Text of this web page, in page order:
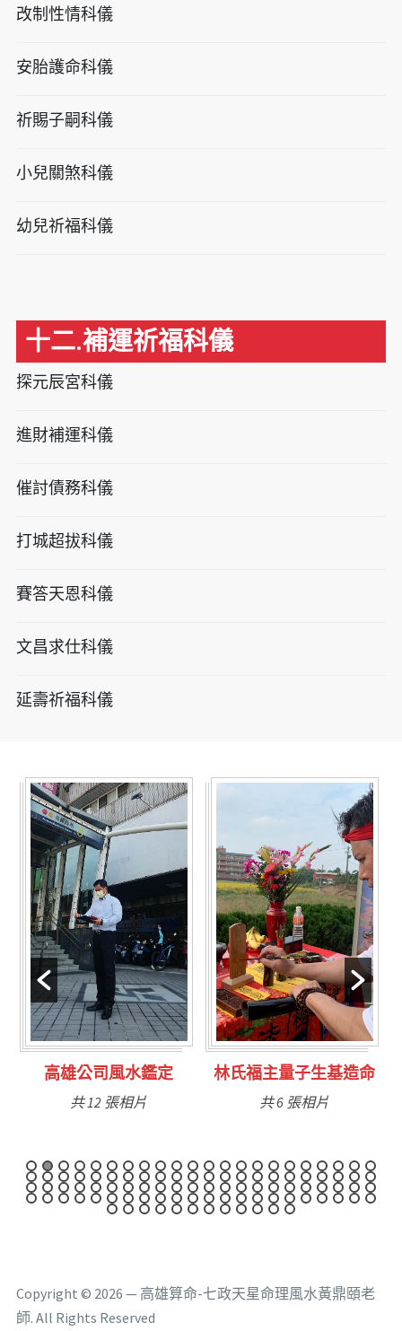
改制性情科儀
安胎護命科儀
祈賜子嗣科儀
小兒關煞科儀
幼兒祈福科儀
十二.補運祈福科儀
探元辰宮科儀
進財補運科儀
催討債務科儀
打城超拔科儀
賽答天恩科儀
文昌求仕科儀
延壽祈福科儀
林氏福主量子生基造命
共 6 張相片
台南永康風水鑑定
共 9 張相片
Copyright © 2026 — 高雄算命-七政天星命理風水黃鼎頤老
師. All Rights Reserved